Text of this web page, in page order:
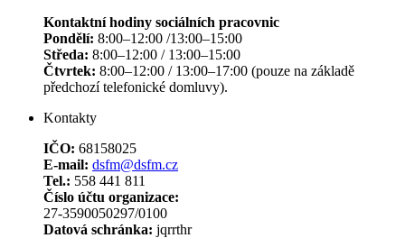
Kontaktní hodiny sociálních pracovnic
Pondělí: 8:00–12:00 /13:00–15:00
Středa: 8:00–12:00 / 13:00–15:00
Čtvrtek: 8:00–12:00 / 13:00–17:00 (pouze na základě
předchozí telefonické domluvy).
Kontakty
IČO: 68158025
E-mail: dsfm@dsfm.cz
Tel.: 558 441 811
Číslo účtu organizace:
27-3590050297/0100
Datová schránka: jqrrthr